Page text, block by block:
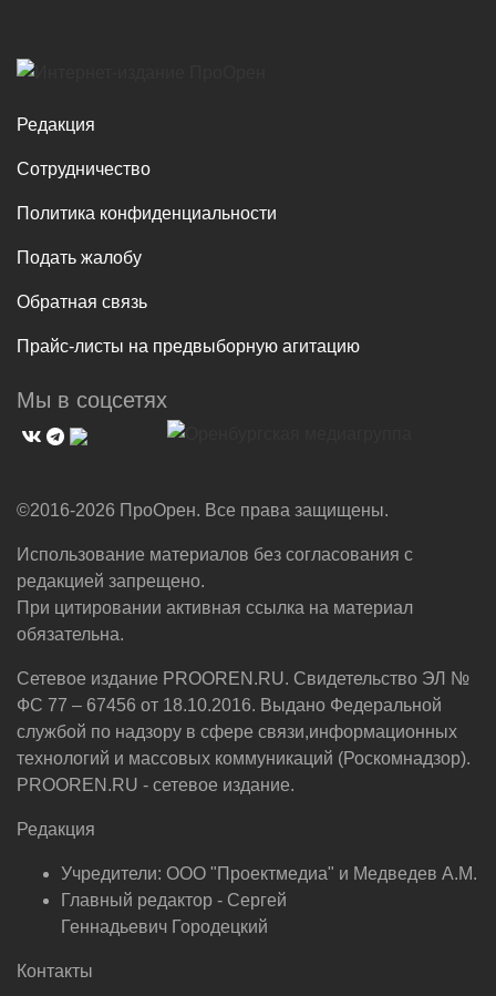
Редакция
Сотрудничество
Политика конфиденциальности
Подать жалобу
Обратная связь
Прайс-листы на предвыборную агитацию
Мы в соцсетях
©2016-2026 ПроОрен. Все права защищены.
Использование материалов без согласования с
редакцией запрещено.
При цитировании активная ссылка на материал
обязательна.
Сетевое издание PROOREN.RU. Свидетельство ЭЛ №
ФС 77 – 67456 от 18.10.2016. Выдано Федеральной
службой по надзору в сфере связи,информационных
технологий и массовых коммуникаций (Роскомнадзор).
PROOREN.RU - сетевое издание.
Редакция
Учредители: ООО "Проектмедиа" и Медведев А.М.
Главный редактор - Сергей
Геннадьевич Городецкий
Контакты